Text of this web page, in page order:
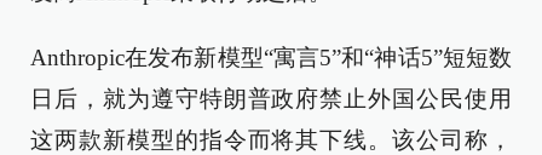
Anthropic在发布新模型“寓言5”和“神话5”短短数
日后，就为遵守特朗普政府禁止外国公民使用
这两款新模型的指令而将其下线。该公司称，